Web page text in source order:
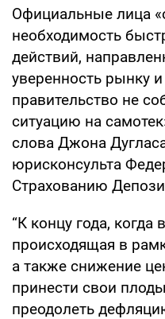
Официальные лица
необходимость
действий,
уверенность рынку
правительство не
ситуацию на
слова Джона
юрисконсульта
Страхованию
“К концу года, когда
происходящая в
а также снижение
принести свои
преодолеть